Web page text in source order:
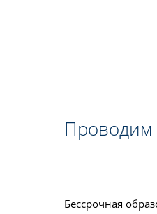
Проводим
Бессрочная